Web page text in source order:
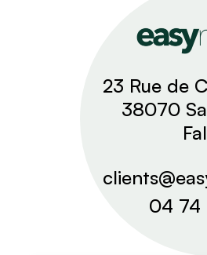
23 Rue de
38070
04 74